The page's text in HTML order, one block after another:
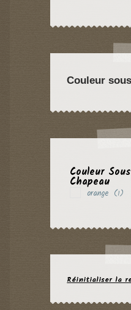
Couleur
Couleur
Chapeau
orange (1)
Réinitialiser la